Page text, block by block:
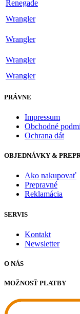
Renegade
Wrangler
Wrangler
Wrangler
Wrangler
PRÁVNE
Impressum
Obchodné
Ochrana dát
OBJEDNÁVKY &
Ako nakupovať
Prepravné
Reklamácia
SERVIS
Kontakt
Newsletter
O NÁS
MOŽNOSŤ PLATBY